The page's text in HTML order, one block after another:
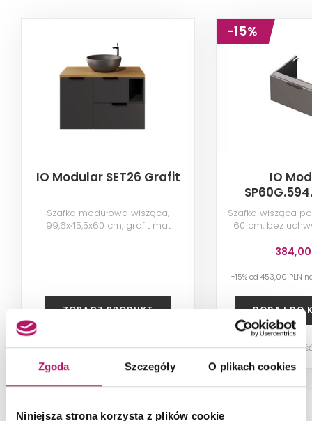
Zgoda Szczegóły O plikach cookies
Niniejsza strona korzysta z plików cookie
IO Modular SET26 Grafit
Szafka modułowa wisząca,
99,6x45,5x60 cm, grafit mat
ZOBACZ PRODUKT
-15%
IO
Szafka wisząca
60 cm, bez
384,00
-15% od 453,00 PLN
DODAJ DO